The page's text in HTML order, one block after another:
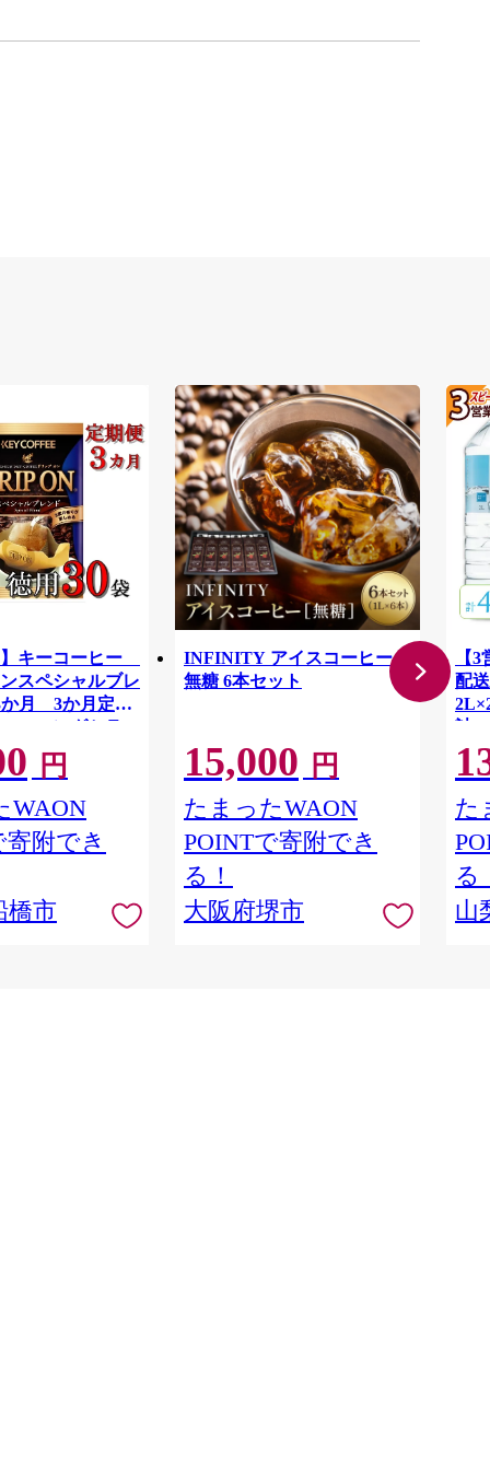
キーコーヒー
スペシャルブレ
か月 3か月定期
ロングセラ
リップ ブレ
人気 珈琲
円
WAON
寄附でき
橋市
INFINITY アイスコーヒー
無糖 6本セット
15,000 円
たまったWAON
POINTで寄附でき
る！
大阪府堺市
【
配
計
ふ
ル
ネ
無
た
る
山